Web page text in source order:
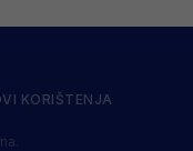
KORIŠTENJA